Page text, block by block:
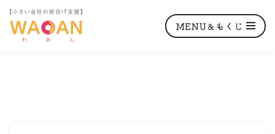
MENU＆もくじ